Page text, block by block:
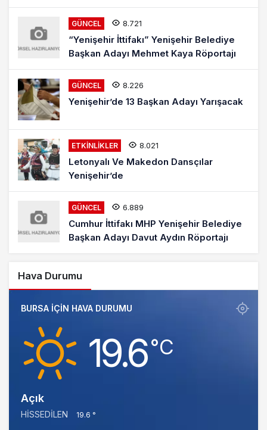
GÜNCEL 8.721
“Yenişehir İttifakı” Yenişehir Belediye
Başkan Adayı Mehmet Kaya Röportajı
GÜNCEL 8.226
Yenişehir’de 13 Başkan Adayı Yarışacak
ETKINLIKLER 8.021
Letonyalı Ve Makedon Dansçılar
Yenişehir’de
GÜNCEL 6.889
Cumhur İttifakı MHP Yenişehir Belediye
Başkan Adayı Davut Aydın Röportajı
Hava Durumu
BURSA IÇIN HAVA DURUMU
19.6‎°C
Açık
HISSEDILEN 19.6 °